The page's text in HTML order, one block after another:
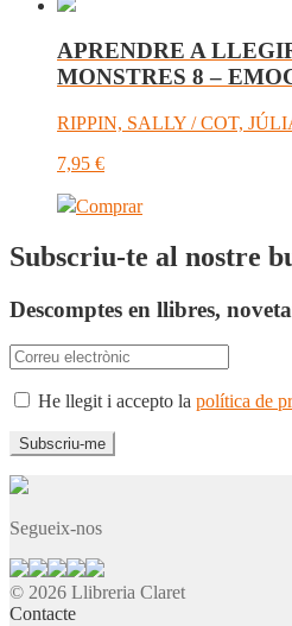
APRENDRE A
MONSTRES 8 –
RIPPIN, SALLY / COT,
7,95 €
Comprar
Subscriu-te al nostre
Descomptes en llibres,
He llegit i accepto la política de
Segueix-nos
© 2026 Llibreria Claret
Contacte